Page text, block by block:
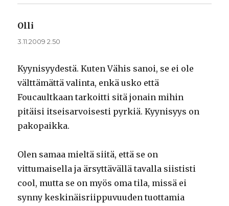
Olli
3.11.2009 2.50
Kyynisyydestä. Kuten Vähis sanoi, se ei ole
välttämättä valinta, enkä usko että
Foucaultkaan tarkoitti sitä jonain mihin
pitäisi itseisarvoisesti pyrkiä. Kyynisyys on
pakopaikka.
Olen samaa mieltä siitä, että se on
vittumaisella ja ärsyttävällä tavalla siististi
cool, mutta se on myös oma tila, missä ei
synny keskinäisriippuvuuden tuottamia